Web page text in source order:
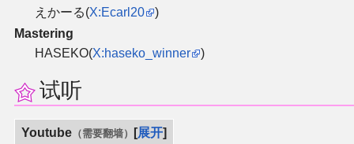
えかーる(X:Ecarl20
)
Mastering
HASEKO(X:haseko_winner )
试听
展开
Youtube （需要翻墙）
THB衍生
THB媒体
THB协力
其他